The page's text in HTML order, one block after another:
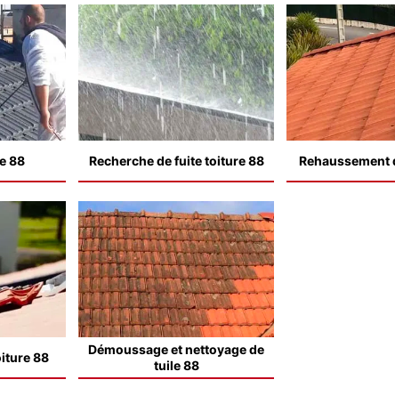
88 Recherche de fuite toiture 88 Rehaussement
88
Démoussage et nettoyage de
tuile 88